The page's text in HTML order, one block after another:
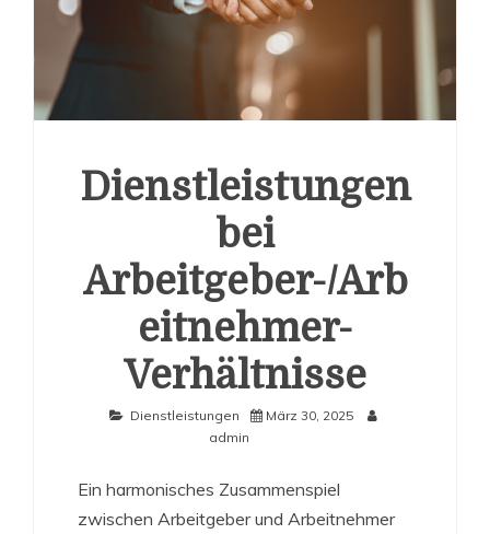
Dienstleistungen
bei
Arbeitgeber-/Arb
eitnehmer-
Verhältnisse
Dienstleistungen
März 30, 2025
admin
Ein harmonisches Zusammenspiel
zwischen Arbeitgeber und Arbeitnehmer